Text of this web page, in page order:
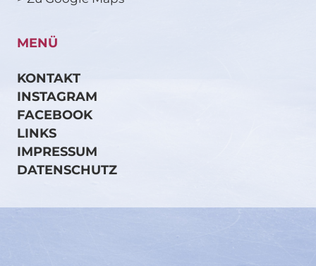
MENÜ
KONTAKT
INSTAGRAM
FACEBOOK
LINKS
IMPRESSUM
DATENSCHUTZ